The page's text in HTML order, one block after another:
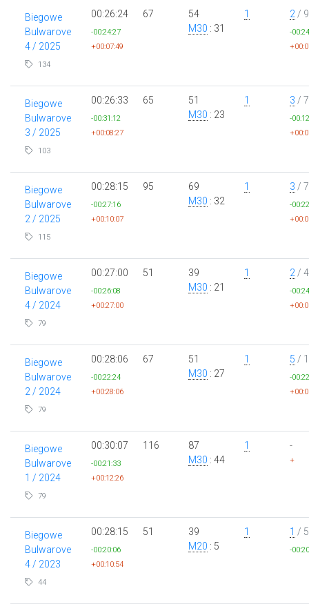
Biegowe
Bulwarove
4 / 2025
134
00:26:24
-00:24:27
+00:07:49
67
54
M30 : 31
1 2 / 9
-
Biegowe
Bulwarove
3 / 2025
103
00:26:33
-00:31:12
+00:08:27
65
51
M30 : 23
1 3 / 7
-
Biegowe
Bulwarove
2 / 2025
115
00:28:15
-00:27:16
+00:10:07
95
69
M30 : 32
1 3 / 7
-
Biegowe
Bulwarove
4 / 2024
79
00:27:00
-00:26:08
+00:27:00
51
39
M30 : 21
1 2 / 4
-
Biegowe
Bulwarove
2 / 2024
79
00:28:06
-00:22:24
+00:28:06
67
51
M30 : 27
1 5 /
-
Biegowe
Bulwarove
1 / 2024
79
00:30:07
-00:21:33
+00:12:26
116
87
M30 : 44
1 -
+
Biegowe
Bulwarove
4 / 2023
44
00:28:15
-00:20:06
+00:10:54
51
39
M20 : 5
1 1 / 5
-